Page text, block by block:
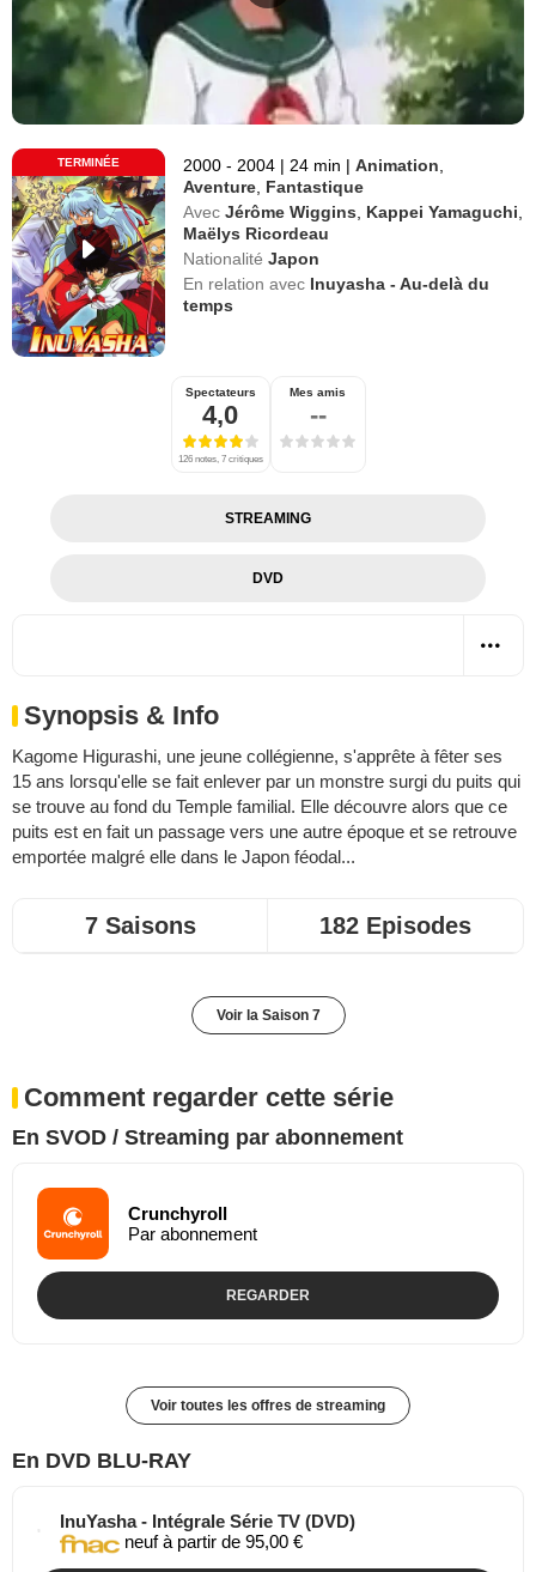
TERMINÉE 2000 - 2004 | 24 min | Animation
Aventure Fantastique
Avec Jérôme Wiggins Kappei Yamaguchi
Maëlys Ricordeau
Nationalité Japon
En relation avec Inuyasha - Au-delà du
temps
Spectateurs
4,0
126 notes, 7 critiques
Mes amis
--
STREAMING
DVD
Synopsis & Info
Kagome Higurashi, une jeune collégienne, s'apprête à fêter ses
15 ans lorsqu'elle se fait enlever par un monstre surgi du puits qui
se trouve au fond du Temple familial. Elle découvre alors que ce
puits est en fait un passage vers une autre époque et se retrouve
emportée malgré elle dans le Japon féodal...
7 Saisons 182 Episodes
Voir la Saison 7
Comment regarder cette série
En SVOD / Streaming par abonnement
Crunchyroll
Par abonnement
REGARDER
Voir toutes les offres de streaming
En DVD BLU-RAY
InuYasha - Intégrale Série TV (DVD)
neuf à partir de 95,00 €